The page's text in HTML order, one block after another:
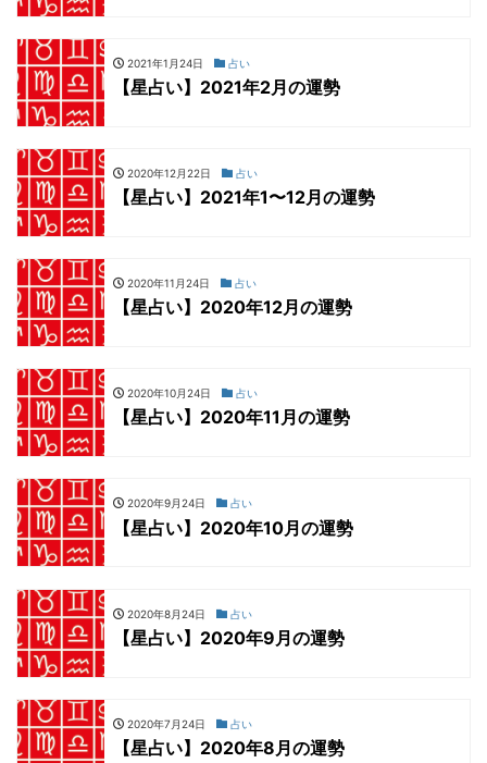
2021年1月24日 占い
【星占い】2021年2月の運勢
2020年12月22日 占い
【星占い】2021年1〜12月の運勢
2020年11月24日 占い
【星占い】2020年12月の運勢
2020年10月24日 占い
【星占い】2020年11月の運勢
2020年9月24日 占い
【星占い】2020年10月の運勢
2020年8月24日 占い
【星占い】2020年9月の運勢
2020年7月24日 占い
【星占い】2020年8月の運勢